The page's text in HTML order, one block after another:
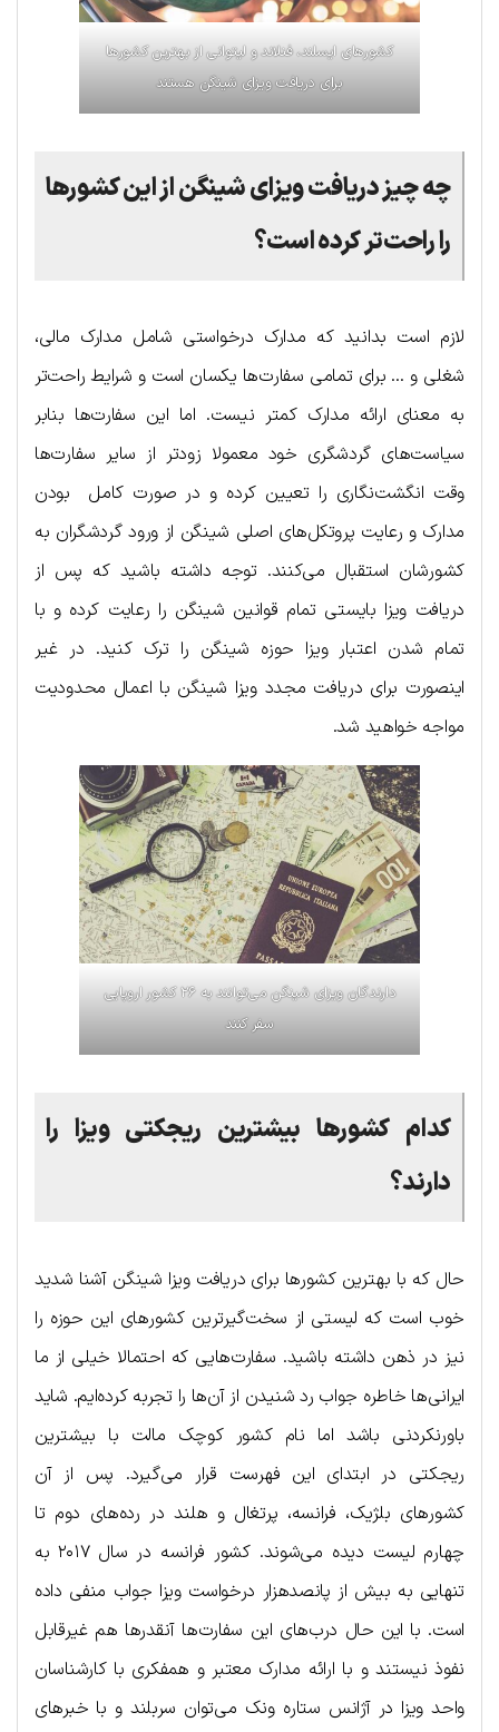
کشورهای ایسلند، فنلاند و لیتوانی از بهترین کشورها
برای دریافت ویزا‌ی شینگن هستند
چه چیز دریافت ویزا‌ی شینگن از این کشورها
را راحت‌تر کرده است؟
لازم است بدانید که مدارک درخواستی شامل مدارک مالی،
شغلی و … برای تمامی سفارت‌ها یکسان است و شرایط راحت‌تر
به معنای ارائه مدارک کمتر نیست. اما این سفارت‌ها بنابر
سیاست‌های گردشگری خود معمولا زودتر از سایر سفارت‌ها
وقت انگشت‌نگاری را تعیین کرده و در صورت کامل بودن
مدارک و رعایت پروتکل‌های اصلی شینگن از ورود گردشگران به
کشورشان استقبال می‌کنند. توجه داشته باشید که پس از
دریافت ویزا بایستی تمام قوانین شینگن را رعایت کرده و با
تمام شدن اعتبار ویزا حوزه شینگن را ترک کنید. در غیر
اینصورت برای دریافت مجدد ویزا شینگن با اعمال محدودیت
مواجه خواهید شد.
دارندگان ویزا‌ی شینگن می‌توانند به ۲۶ کشور اروپایی
سفر کنند
کدام کشورها بیشترین ریجکتی ویزا را
دارند؟
حال که با بهترین کشورها برای دریافت ویزا شینگن آشنا شدید
خوب است که لیستی از سخت‌گیرترین کشورهای این حوزه را
نیز در ذهن داشته باشید. سفارت‌هایی که احتمالا خیلی از ما
ایرانی‌ها خاطره جواب رد شنیدن از آن‌ها را تجربه کرده‌ایم. شاید
باورنکردنی باشد اما نام کشور کوچک مالت با بیشترین
ریجکتی در ابتدای این فهرست قرار می‌گیرد. پس از آن
کشورهای بلژیک، فرانسه، پرتغال و هلند در رده‌های دوم تا
چهارم لیست دیده می‌شوند. کشور فرانسه در سال ۲۰۱۷ به
تنهایی به بیش از پانصدهزار درخواست ویزا جواب منفی داده
است. با این حال درب‌های این سفارت‌ها آنقدرها هم غیرقابل
نفوذ نیستند و با ارائه مدارک معتبر و همفکری با کارشناسان
واحد ویزا در آژانس ستاره ونک می‌توان سربلند و با خبرهای